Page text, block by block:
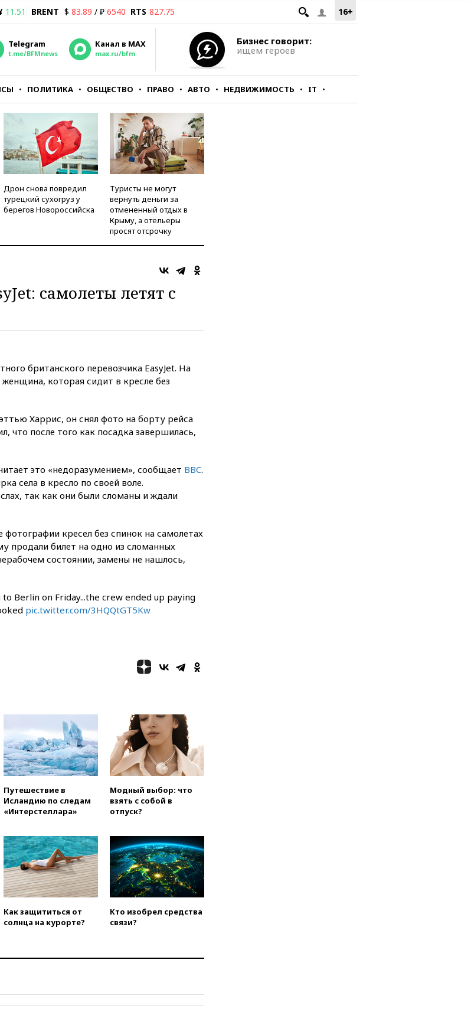
16+
11.51 BRENT $ 83.89 / ₽ 6540 RTS 827.75
Telegram
t.me/BFMnews
Канал в MAX
max.ru/bfm
Бизнес говорит:
ищем героев
ПОЛИТИКА ОБЩЕСТВО ПРАВО АВТО НЕДВИЖИМОСТЬ IT
Дрон снова повредил
турецкий сухогруз у
берегов Новороссийска
Туристы не могут
вернуть деньги за
отмененный отдых в
Крыму, а отельеры
просят отсрочку
самолеты летят с
британского перевозчика EasyJet. На
которая сидит в кресле без
Харрис, он снял фото на борту рейса
что после того как посадка завершилась,
это «недоразумением», сообщает BBC.
села в кресло по своей воле.
так как они были сломаны и ждали
фотографии кресел без спинок на самолетах
продали билет на одно из сломанных
состоянии, замены не нашлось,
Berlin on Friday...the crew ended up paying
pic.twitter.com/3HQQtGT5Kw
Путешествие в
Исландию по следам
«Интерстеллара»
Модный выбор: что
взять с собой в
отпуск?
Как защититься от
солнца на курорте?
Кто изобрел средства
связи?